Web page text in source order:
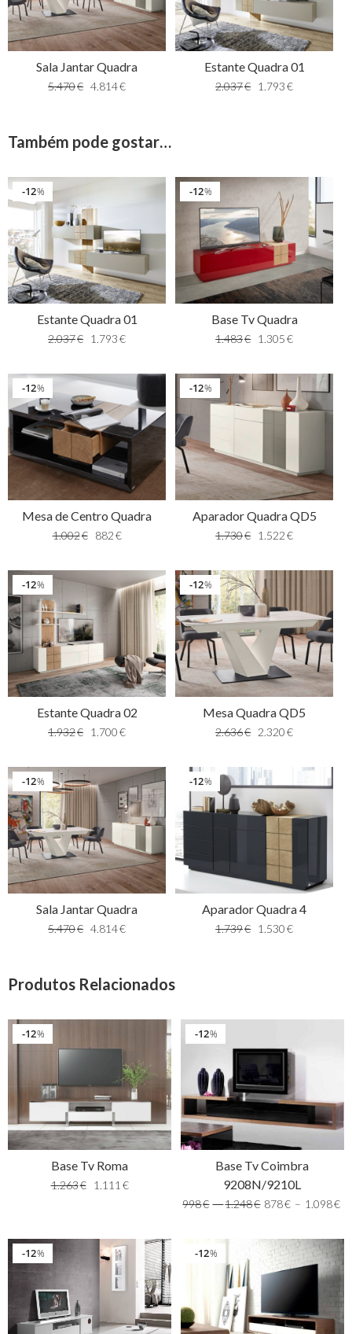
Sala Jantar Quadra
5.470€ 4.814€
Estante Quadra 01
2.037€ 1.793€
Também pode gostar…
%
12
Estante Quadra 01
2.037€ 1.793€
%
12
Base Tv Quadra
1.483€ 1.305€
%
12
Mesa de Centro Quadra
1.002€ 882€
%
12
Aparador Quadra QD5
1.730€ 1.522€
%
12
Estante Quadra 02
1.932€ 1.700€
%
12
Mesa Quadra QD5
2.636€ 2.320€
%
12
Sala Jantar Quadra
5.470€ 4.814€
%
12
Aparador Quadra 4
1.739€ 1.530€
Produtos Relacionados
%
12
Base Tv Roma
1.263€ 1.111€
%
12
Base Tv Coimbra
9208N/9210L
998€ –1.248€ 878€ – 1.098€
%
12 %
12